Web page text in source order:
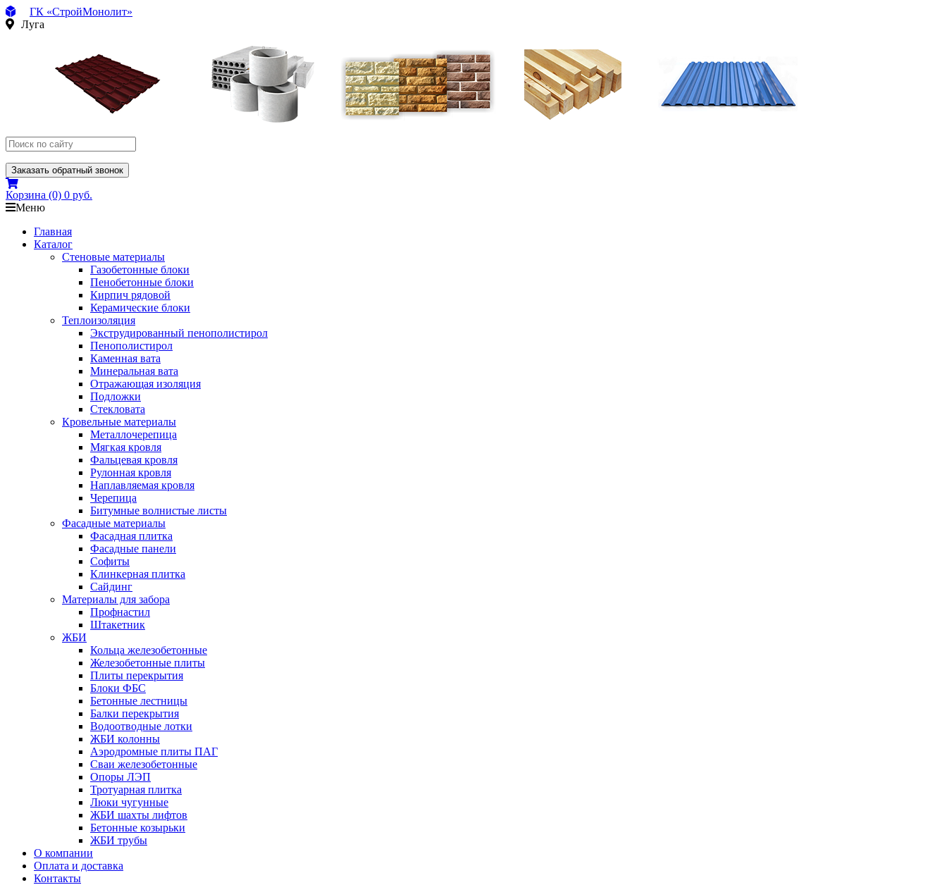
ГК «СтройМонолит»
Луга
Заказать обратный звонок
Корзина (0) 0 руб.
Меню
Главная
Каталог
Стеновые материалы
Газобетонные блоки
Пенобетонные блоки
Кирпич рядовой
Керамические блоки
Теплоизоляция
Экструдированный пенополистирол
Пенополистирол
Каменная вата
Минеральная вата
Отражающая изоляция
Подложки
Стекловата
Кровельные материалы
Металлочерепица
Мягкая кровля
Фальцевая кровля
Рулонная кровля
Наплавляемая кровля
Черепица
Битумные волнистые листы
Фасадные материалы
Фасадная плитка
Фасадные панели
Софиты
Клинкерная плитка
Сайдинг
Материалы для забора
Профнастил
Штакетник
ЖБИ
Кольца железобетонные
Железобетонные плиты
Плиты перекрытия
Блоки ФБС
Бетонные лестницы
Балки перекрытия
Водоотводные лотки
ЖБИ колонны
Аэродромные плиты ПАГ
Сваи железобетонные
Опоры ЛЭП
Тротуарная плитка
Люки чугунные
ЖБИ шахты лифтов
Бетонные козырьки
ЖБИ трубы
О компании
Оплата и доставка
Контакты